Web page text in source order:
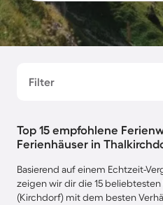
Filter
Top 15 empfohlene
Ferienhäuser in
Basierend auf einem Echtzeit-
zeigen wir dir die 15
(Kirchdorf) mit dem besten